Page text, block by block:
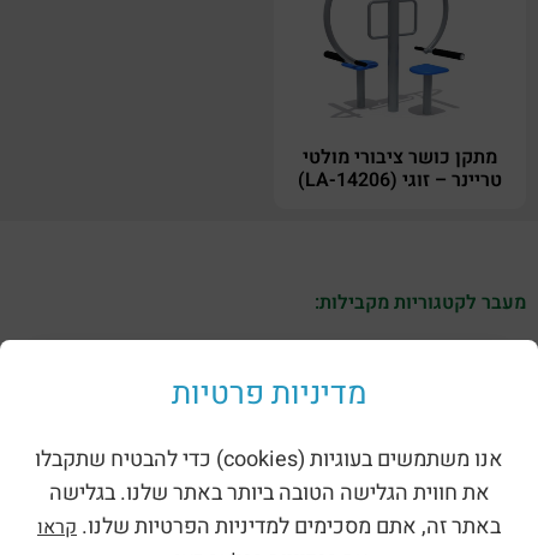
מתקן כושר ציבורי מולטי
טריינר – זוגי (LA-14206)
מעבר לקטגוריות מקבילות:
מדיניות פרטיות
אנו משתמשים בעוגיות (cookies) כדי להבטיח שתקבלו
את חווית הגלישה הטובה ביותר באתר שלנו. בגלישה
באתר זה, אתם מסכימים למדיניות הפרטיות שלנו. קראו